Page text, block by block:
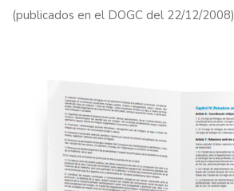
(publicados en el DOGC del 22/12/2008)